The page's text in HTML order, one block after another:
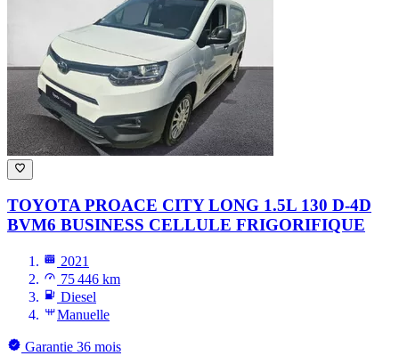
TOYOTA PROACE CITY LONG 1.5L 130 D-4D
BVM6 BUSINESS CELLULE FRIGORIFIQUE
2021
75 446 km
Diesel
Manuelle
Garantie 36 mois